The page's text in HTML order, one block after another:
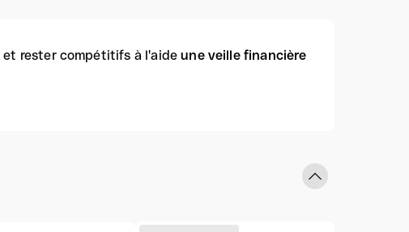
et rester compétitifs à l'aideune veille financière